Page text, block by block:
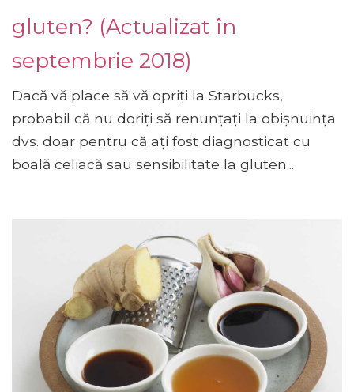
gluten? (Actualizat în
septembrie 2018)
Dacă vă place să vă opriți la Starbucks,
probabil că nu doriți să renunțați la obișnuința
dvs. doar pentru că ați fost diagnosticat cu
boală celiacă sau sensibilitate la gluten...